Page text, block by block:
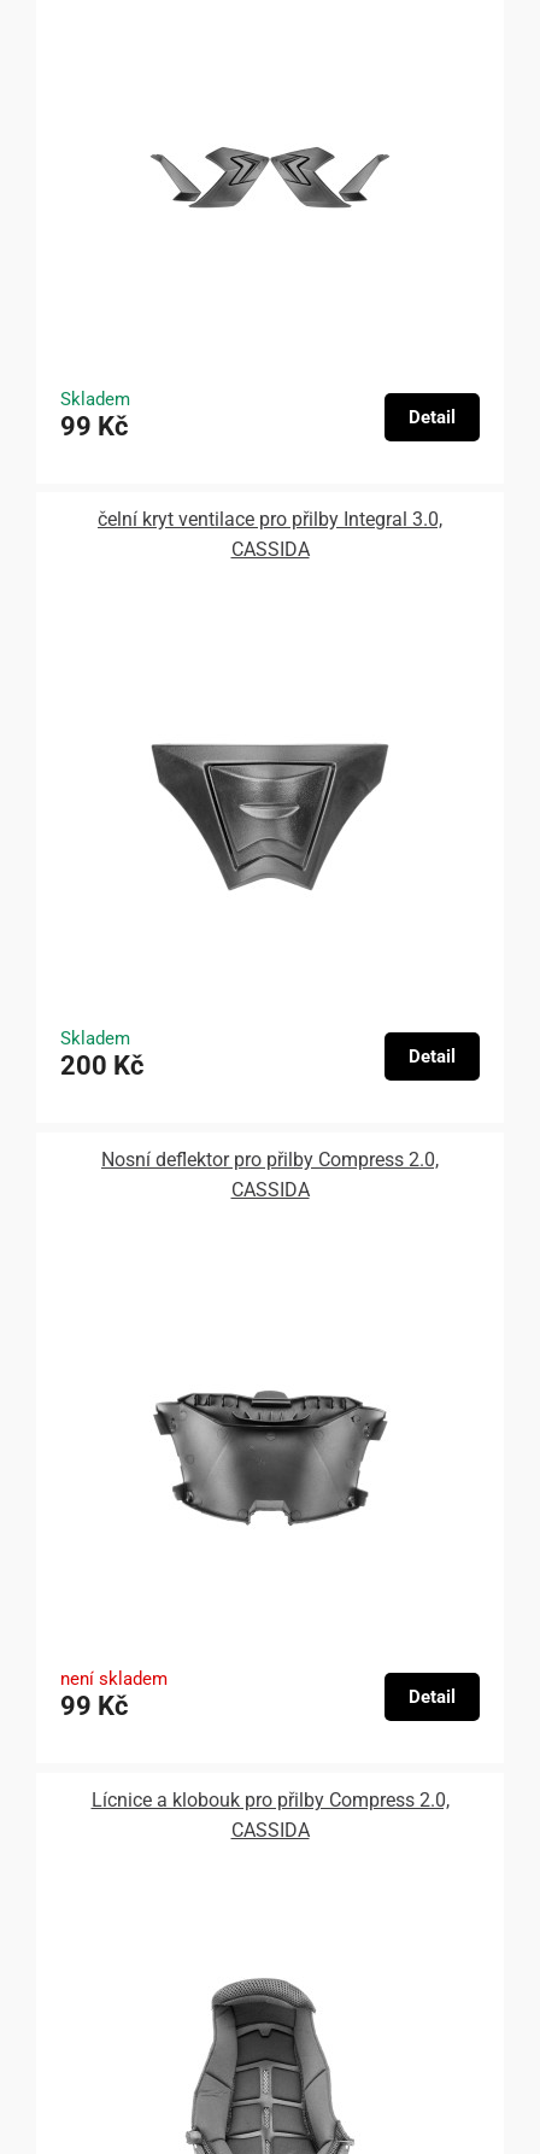
Skladem
99 Kč Detail
čelní kryt ventilace pro přilby Integral 3.0,
CASSIDA
Skladem
200 Kč Detail
Nosní deflektor pro přilby Compress 2.0,
CASSIDA
není skladem
99 Kč Detail
Lícnice a klobouk pro přilby Compress 2.0,
CASSIDA